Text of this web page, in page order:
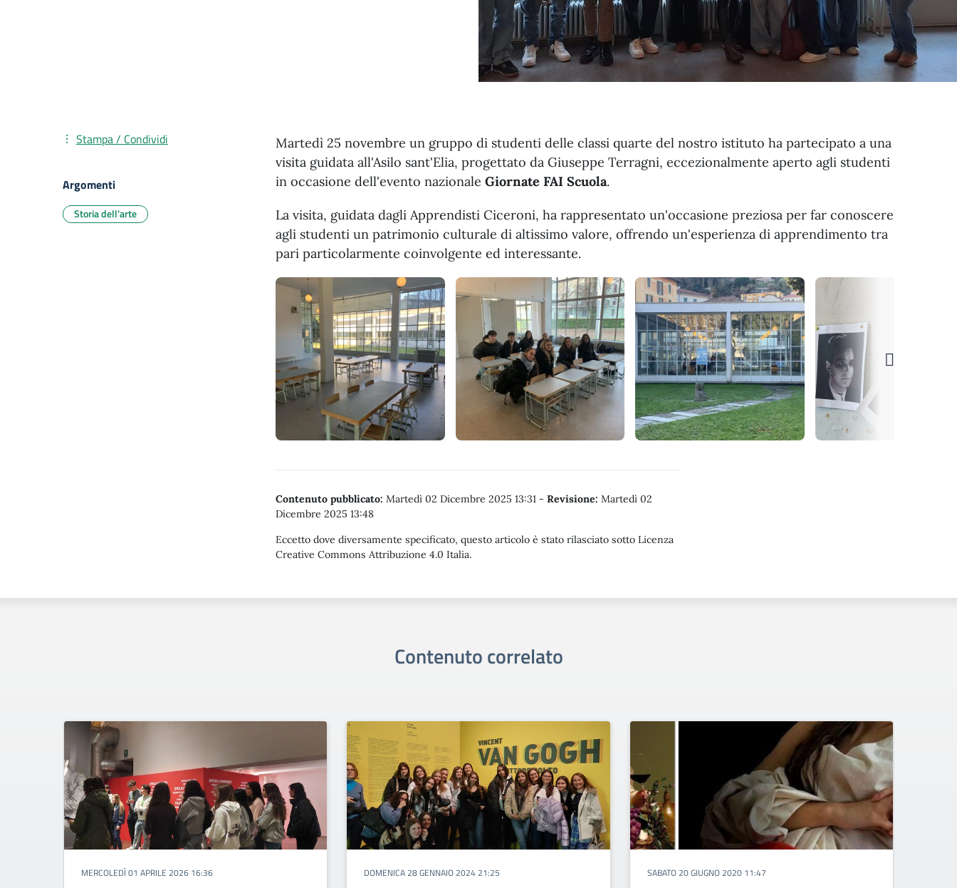
Martedì 25 novembre un gruppo di studenti delle classi quarte del nostro istituto ha partecipato a una
visita guidata all'Asilo sant'Elia, progettato da Giuseppe Terragni, eccezionalmente aperto agli studenti
in occasione dell'evento nazionale Giornate FAI Scuola.
La visita, guidata dagli Apprendisti Ciceroni, ha rappresentato un'occasione preziosa per far conoscere
agli studenti un patrimonio culturale di altissimo valore, offrendo un'esperienza di apprendimento tra
pari particolarmente coinvolgente ed interessante.
Contenuto pubblicato: Martedì 02 Dicembre 2025 13:31 - Revisione: Martedì 02
Dicembre 2025 13:48
Eccetto dove diversamente specificato, questo articolo è stato rilasciato sotto Licenza
Creative Commons Attribuzione 4.0 Italia.
Stampa / Condividi
Argomenti
Storia dell'arte
Contenuto correlato
MERCOLEDÌ 01 APRILE 2026 16:36 DOMENICA 28 GENNAIO 2024 21:25 SABATO 20 GIUGNO 2020 11:47